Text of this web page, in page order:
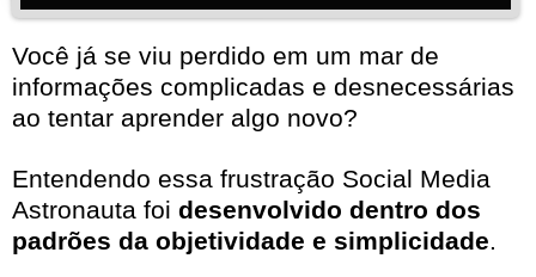
Você já se viu perdido em um mar de
informações complicadas e desnecessárias
ao tentar aprender algo novo?
Entendendo essa frustração Social Media
Astronauta foi desenvolvido dentro dos
padrões da objetividade e simplicidade.